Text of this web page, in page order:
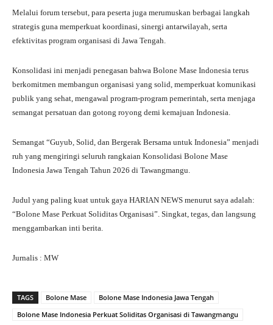
Melalui forum tersebut, para peserta juga merumuskan berbagai langkah
strategis guna memperkuat koordinasi, sinergi antarwilayah, serta
efektivitas program organisasi di Jawa Tengah.
Konsolidasi ini menjadi penegasan bahwa Bolone Mase Indonesia terus
berkomitmen membangun organisasi yang solid, memperkuat komunikasi
publik yang sehat, mengawal program-program pemerintah, serta menjaga
semangat persatuan dan gotong royong demi kemajuan Indonesia.
Semangat “Guyub, Solid, dan Bergerak Bersama untuk Indonesia” menjadi
ruh yang mengiringi seluruh rangkaian Konsolidasi Bolone Mase
Indonesia Jawa Tengah Tahun 2026 di Tawangmangu.
Judul yang paling kuat untuk gaya HARIAN NEWS menurut saya adalah:
“Bolone Mase Perkuat Soliditas Organisasi”. Singkat, tegas, dan langsung
menggambarkan inti berita.
Jurnalis : MW
TAGS Bolone Mase
Bolone Mase Indonesia Jawa Tengah
Bolone Mase Indonesia Perkuat Soliditas Organisasi di Tawangmangu